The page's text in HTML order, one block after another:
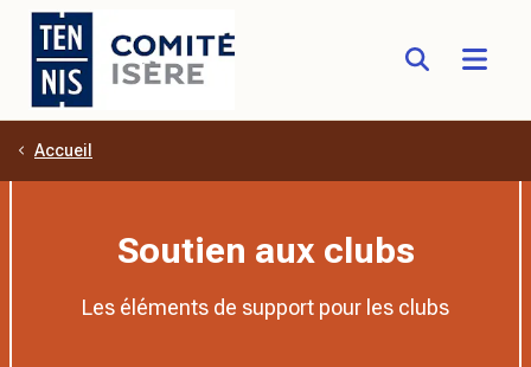
Aller au contenu principal
Accueil
Soutien aux clubs
Les éléments de support pour les clubs